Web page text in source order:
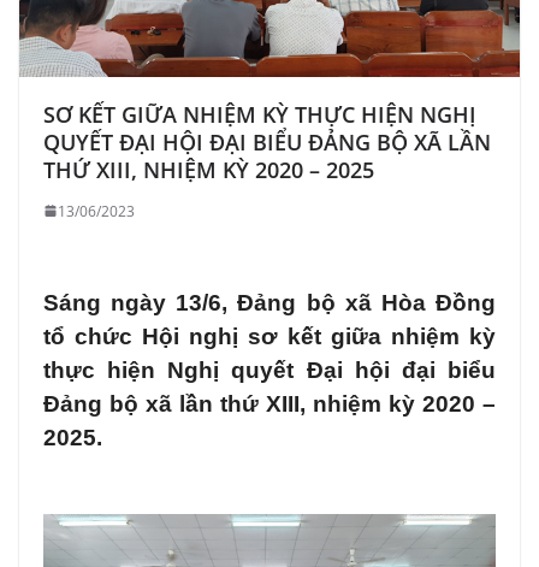
SƠ KẾT GIỮA NHIỆM KỲ THỰC HIỆN NGHỊ
QUYẾT ĐẠI HỘI ĐẠI BIỂU ĐẢNG BỘ XÃ LẦN
THỨ XIII, NHIỆM KỲ 2020 – 2025
13/06/2023
Sáng ngày 13/6, Đảng bộ xã Hòa Đồng
tổ chức Hội nghị sơ kết giữa nhiệm kỳ
thực hiện Nghị quyết Đại hội đại biểu
Đảng bộ xã lần thứ XIII, nhiệm kỳ 2020 –
2025.